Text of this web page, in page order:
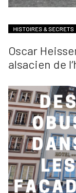
HISTOIRES & SECRETS
Oscar
alsacien de